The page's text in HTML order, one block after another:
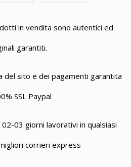
in vendita sono autentici ed
garantiti.
del sito e dei pagamenti garantita
SSL Paypal
03 giorni lavorativi in qualsiasi
corrieri express